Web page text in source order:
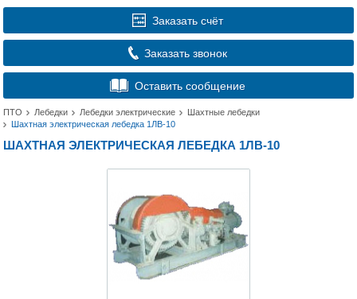
Заказать счёт
Заказать звонок
Оставить сообщение
ПТО Лебедки Лебедки электрические
Шахтные лебедки
Шахтная электрическая лебедка 1ЛВ-10
ШАХТНАЯ ЭЛЕКТРИЧЕСКАЯ ЛЕБЕДКА 1ЛВ-10